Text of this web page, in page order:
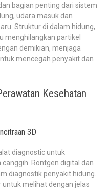
bagian penting dari sistem
udara masuk dan
Struktur di dalam hidung,
menghilangkan partikel
demikian, menjaga
mencegah penyakit dan
Kesehatan
3D
diagnostic untuk
Rontgen digital dan
diagnostik penyakit hidung.
melihat dengan jelas